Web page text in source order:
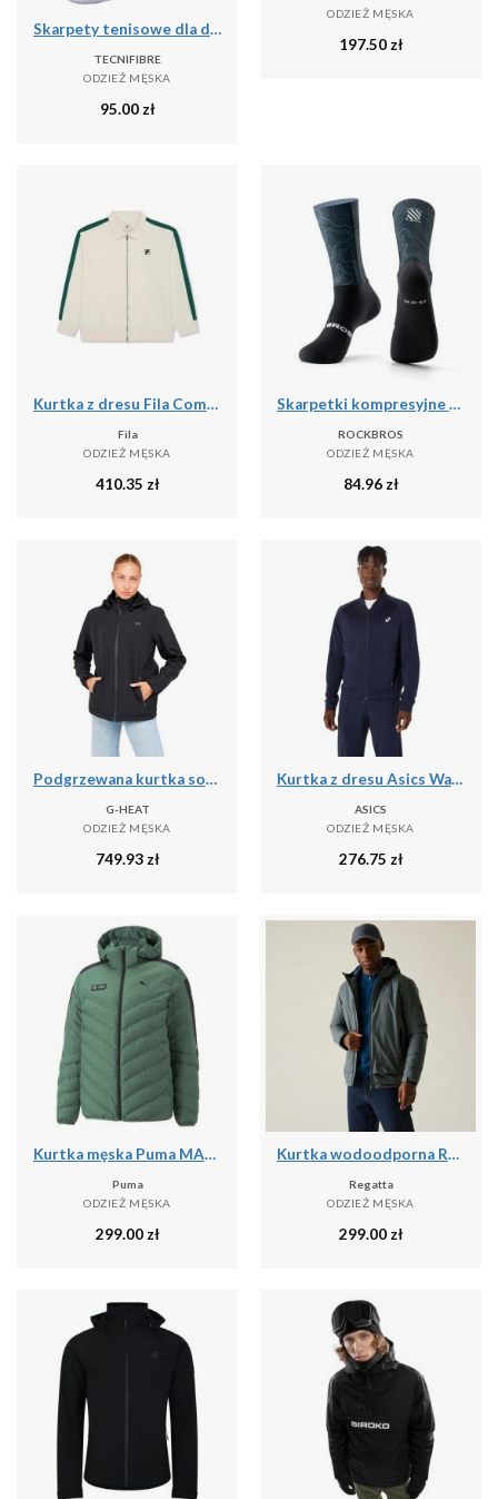
Skarpety tenisowe dla dorosłych 3pak Tecnifibre High Cut Classic Socks 3P
TECNIFIBRE
ODZIEŻ MĘSKA
95.00 zł
ODZIEŻ MĘSKA
197.50 zł
Kurtka z dresu Fila Como Relaxed
Fila
ODZIEŻ MĘSKA
410.35 zł
Skarpetki kompresyjne do jazdy na rowerze antybakteryjne oddychające
ROCKBROS
ODZIEŻ MĘSKA
84.96 zł
Podgrzewana kurtka softshell
G-HEAT
ODZIEŻ MĘSKA
749.93 zł
Kurtka z dresu Asics Warm-Up
ASICS
ODZIEŻ MĘSKA
276.75 zł
Kurtka męska Puma MAPF1 MT7 ECOLITE DOWN
Puma
ODZIEŻ MĘSKA
299.00 zł
Kurtka wodoodporna Regatta Winsar
Regatta
ODZIEŻ MĘSKA
299.00 zł